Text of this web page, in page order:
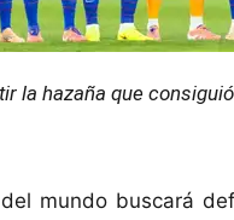
la hazaña que
mundo buscará